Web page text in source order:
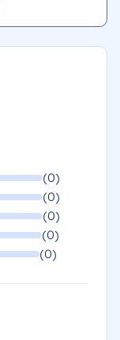
(0)
(0)
(0)
(0)
(0)